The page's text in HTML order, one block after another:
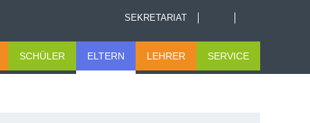
SEKRETARIAT
SCHÜLER ELTERN LEHRER SERVICE